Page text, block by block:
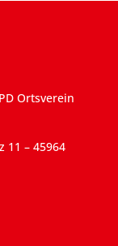
Ortsverein
11 – 45964